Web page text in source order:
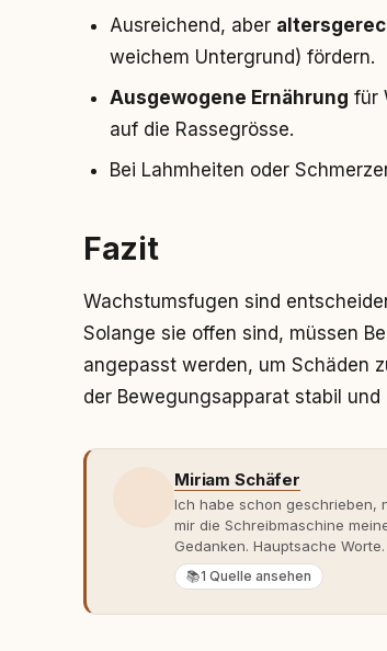
Ausreichend, aber
weichem Untergrund) fördern.
Ausgewogene Ernährung für
auf die Rassegrösse.
Bei Lahmheiten oder
Fazit
Wachstumsfugen sind
Solange sie offen sind, müssen
angepasst werden, um Schäden
der Bewegungsapparat stabil und
Miriam Schäfer
Ich habe schon geschrieben,
mir die Schreibmaschine
Gedanken. Hauptsache
eher skeptisch, geprägt von
dank Roger - erlebt habe, wie
📚1 Quelle ansehen